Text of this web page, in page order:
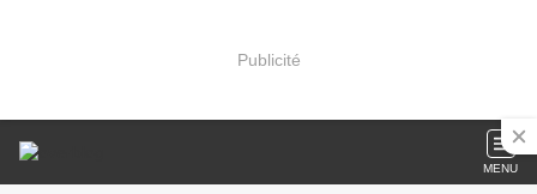
Publicité
MENU